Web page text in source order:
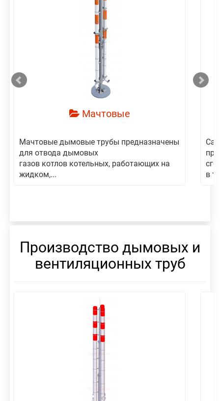
Мачтовые
Мачтовые дымовые трубы предназначены
для отвода дымовых
газов котлов котельных, работающих на
жидком,...
в
Производство дымовых и
вентиляционных труб